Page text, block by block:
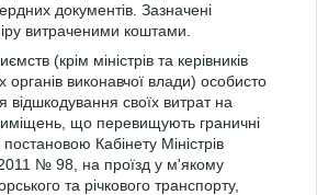
документів. Зазначені
витраченими коштами.
(крім міністрів та керівників
органів виконавчої влади) особисто
відшкодування своїх витрат на
що перевищують граничні
Кабінету Міністрів
№ 98, на проїзд у м'якому
та річкового транспорту,